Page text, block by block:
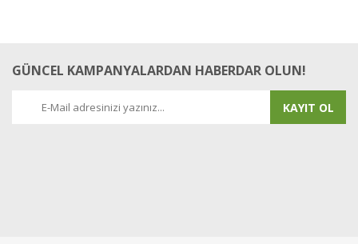
GÜNCEL KAMPANYALARDAN HABERDAR OLUN!
KAYIT OL